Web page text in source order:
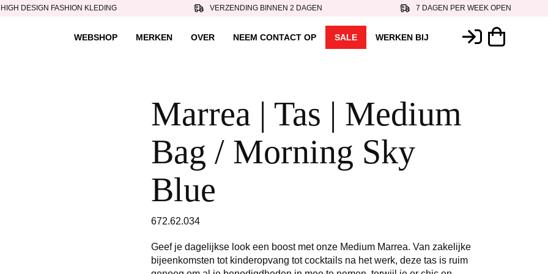
HIGH DESIGN FASHION KLEDING VERZENDING BINNEN 2 DAGEN 7 DAGEN PER WEEK OPEN
WEBSHOP MERKEN OVER NEEM CONTACT OP SALE WERKEN BIJ
Marrea | Tas | Medium
Bag / Morning Sky
Blue
672.62.034
Geef je dagelijkse look een boost met onze Medium Marrea. Van zakelijke
bijeenkomsten tot kinderopvang tot cocktails na het werk, deze tas is ruim